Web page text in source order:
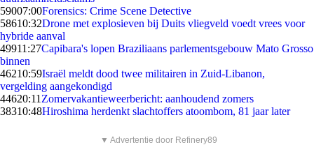
59007:00Forensics: Crime Scene Detective
58610:32Drone met explosieven bij Duits vliegveld voedt vrees voor
hybride aanval
49911:27Capibara's lopen Braziliaans parlementsgebouw Mato Grosso
binnen
46210:59Israël meldt dood twee militairen in Zuid-Libanon,
vergelding aangekondigd
44620:11 Zomervakantieweerbericht: aanhoudend zomers
38310:48Hiroshima herdenkt slachtoffers atoombom, 81 jaar later
▼ Advertentie door Refinery89